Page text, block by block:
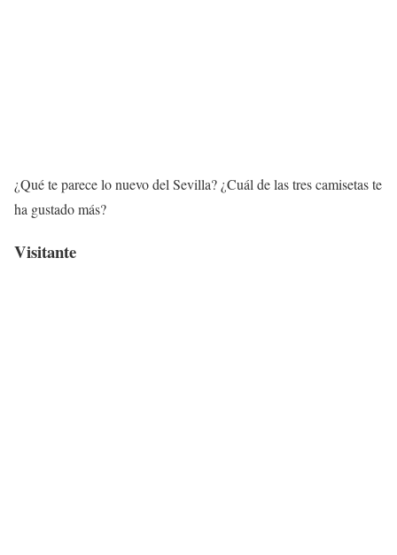
¿Qué te parece lo nuevo del Sevilla? ¿Cuál de las tres camisetas te
ha gustado más?
Visitante